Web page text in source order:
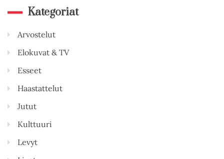
Kategoriat
Arvostelut
Elokuvat & TV
Esseet
Haastattelut
Jutut
Kulttuuri
Levyt